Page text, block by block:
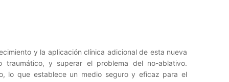
y la aplicación clínica adicional de esta nueva
y superar el problema del no-ablativo.
lo que establece un medio seguro y eficaz para el